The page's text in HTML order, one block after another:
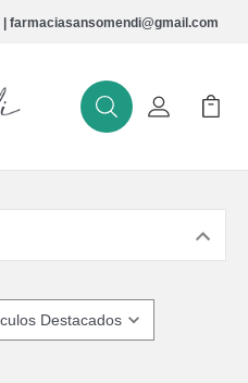
| farmaciasansomendi@gmail.com
BuscarMi Cuenta
Mi